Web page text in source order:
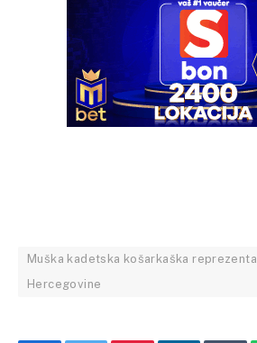
Muška kadetska košarkaška
Hercegovine